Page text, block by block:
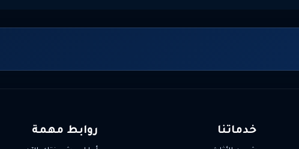
خدماتنا روابط مهمة